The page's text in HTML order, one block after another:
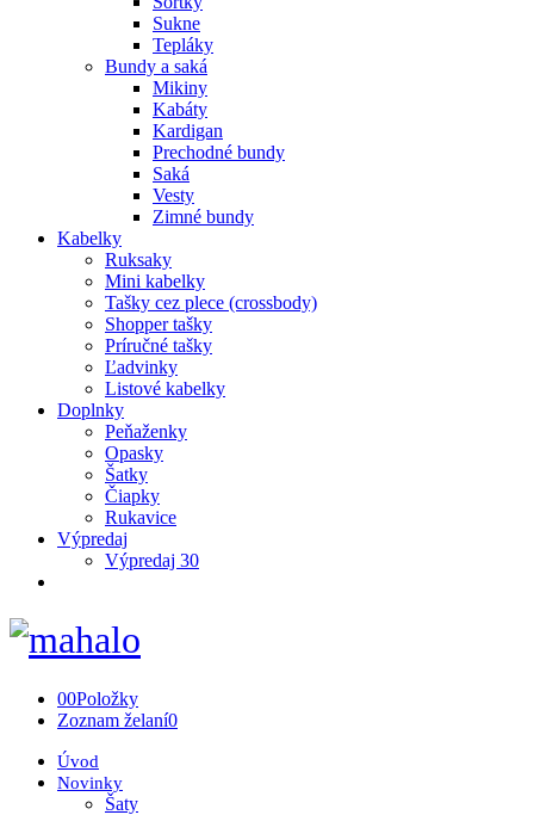
Sukne
Tepláky
Bundy a saká
Mikiny
Kabáty
Kardigan
Prechodné bundy
Saká
Vesty
Zimné bundy
Kabelky
Ruksaky
Mini kabelky
Tašky cez plece (crossbody)
Shopper tašky
Príručné tašky
Ľadvinky
Listové kabelky
Doplnky
Peňaženky
Opasky
Šatky
Čiapky
Rukavice
Výpredaj
Výpredaj 30
00Položky
Zoznam želaní0
Úvod
Novinky
Šaty